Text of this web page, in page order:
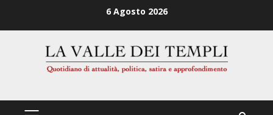
6 Agosto 2026